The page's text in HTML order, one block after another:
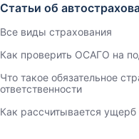
Статьи об
Все виды страхования
Как проверить ОСАГО на
Что такое обязательное
ответственности
Как рассчитывается